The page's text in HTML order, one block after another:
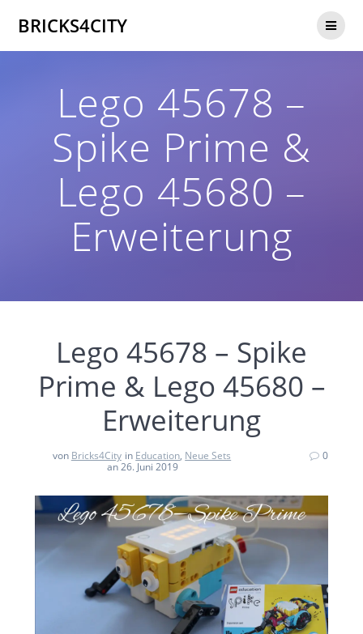
BRICKS4CITY
Lego 45678 –
Spike Prime &
Lego 45680 –
Erweiterung
Lego 45678 – Spike
Prime & Lego 45680 –
Erweiterung
von Bricks4City in Education, Neue Sets
an 26. Juni 2019
0